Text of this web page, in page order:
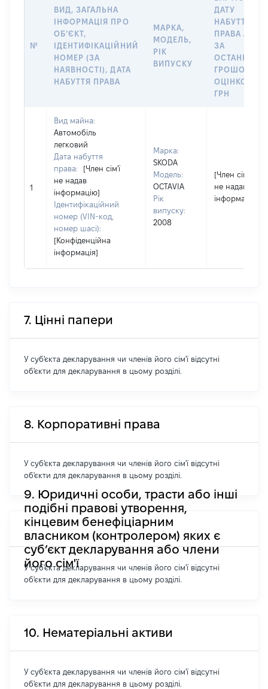
№
ВИД, ЗАГАЛЬНА
ІНФОРМАЦІЯ ПРО
ОБʼЄКТ,
ІДЕНТИФІКАЦІЙНИЙ
НОМЕР (ЗА
НАЯВНОСТІ), ДАТА
НАБУТТЯ ПРАВА
МАРКА,
МОДЕЛЬ,
РІК
ВИПУСКУ
ДАТУ
НАБУТТЯ
ПРАВА АБО
ЗА
ГРОШОВОЮ
ОЦІНКОЮ,
ГРН
1
Вид майна:
Автомобіль
легковий
Дата набуття
права:
[Член сім'ї
не надав
інформацію]
Ідентифікаційний
номер (VIN-код,
номер шасі):
[Конфіденційна
інформація]
Марка:
SKODA
Модель:
OCTAVIA
Рік
випуску:
2008
[Член сім'ї
не надав
інформацію]
7. Цінні папери
У суб'єкта декларування чи членів його сім'ї відсутні
об'єкти для декларування в цьому розділі.
8. Корпоративні права
У суб'єкта декларування чи членів його сім'ї відсутні
об'єкти для декларування в цьому розділі.
9. Юридичні особи, трасти або інші
подібні правові утворення,
кінцевим бенефіціарним
власником (контролером) яких є
суб’єкт декларування або члени
його сім'ї
У суб'єкта декларування чи членів його сім'ї відсутні
об'єкти для декларування в цьому розділі.
10. Нематеріальні активи
У суб'єкта декларування чи членів його сім'ї відсутні
об'єкти для декларування в цьому розділі.